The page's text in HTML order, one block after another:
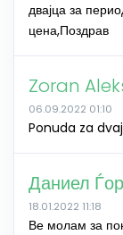
двајца за
цена,Поздрав
Zoran
06.09.2022 01:10
Ponuda za
Даниел
18.01.2022 11:18
Ве молам за